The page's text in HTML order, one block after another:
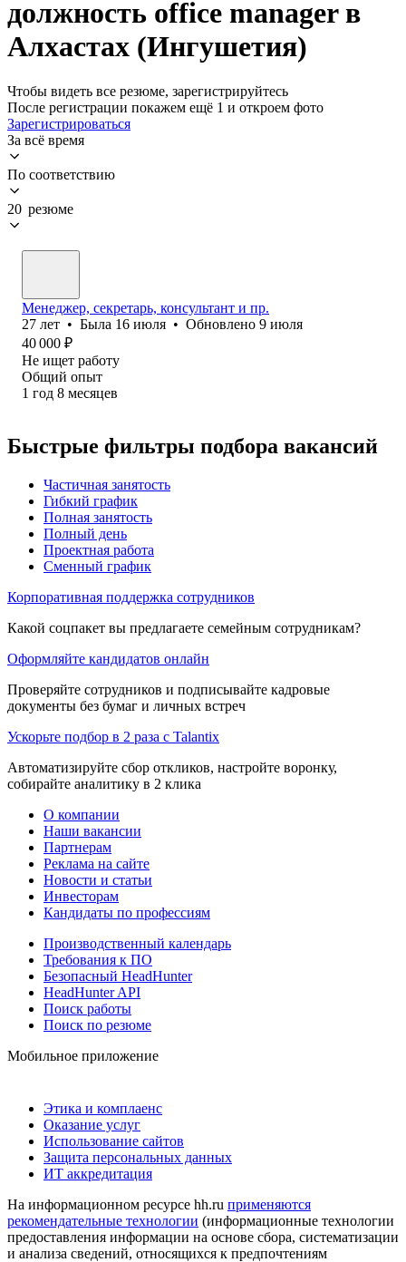
должность office manager в
Алхастах (Ингушетия)
Чтобы видеть все резюме, зарегистрируйтесь
После регистрации покажем ещё 1 и откроем фото
Зарегистрироваться
За всё время
По соответствию
20 резюме
Менеджер, секретарь, консультант и пр.
27 лет • Была 16 июля • Обновлено 9 июля
40 000 ₽
Не ищет работу
Общий опыт
1 год 8 месяцев
Быстрые фильтры подбора вакансий
Частичная занятость
Гибкий график
Полная занятость
Полный день
Проектная работа
Сменный график
Корпоративная поддержка сотрудников
Какой соцпакет вы предлагаете семейным сотрудникам?
Оформляйте кандидатов онлайн
Проверяйте сотрудников и подписывайте кадровые
документы без бумаг и личных встреч
Ускорьте подбор в 2 раза с Talantix
Автоматизируйте сбор откликов, настройте воронку,
собирайте аналитику в 2 клика
О компании
Наши вакансии
Партнерам
Реклама на сайте
Новости и статьи
Инвесторам
Кандидаты по профессиям
Производственный календарь
Требования к ПО
Безопасный HeadHunter
HeadHunter API
Поиск работы
Поиск по резюме
Мобильное приложение
Этика и комплаенс
Оказание услуг
Использование сайтов
Защита персональных данных
ИТ аккредитация
На информационном ресурсе hh.ru применяются
рекомендательные технологии (информационные технологии
предоставления информации на основе сбора, систематизации
и анализа сведений, относящихся к предпочтениям